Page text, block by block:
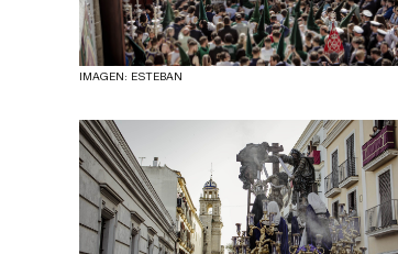
IMAGEN: ESTEBAN